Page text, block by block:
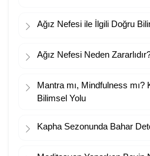
Ağız Nefesi ile İlgili Doğru
Ağız Nefesi Neden
Mantra mı, Mindfulness
Bilimsel Yolu
Kapha Sezonunda Bahar